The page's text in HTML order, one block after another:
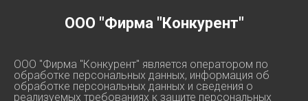
ООО "Фирма "Конкурент"
ООО "Фирма "Конкурент" является оператором по
обработке персональных данных, информация об
обработке персональных данных и сведения о
реализуемых требованиях к защите персональных